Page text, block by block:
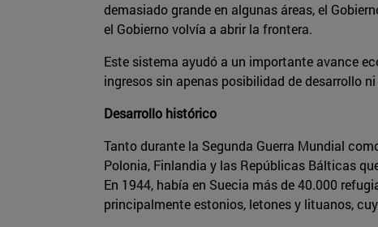
demasiado grande en algunas áreas, el
el Gobierno volvía a abrir la frontera.
Este sistema ayudó a un importante avance
ingresos sin apenas posibilidad de desarrollo
Desarrollo histórico
Tanto durante la Segunda Guerra Mundial
Polonia, Finlandia y las Repúblicas Bálticas
En 1944, había en Suecia más de 40.000
principalmente estonios, letones y lituanos,